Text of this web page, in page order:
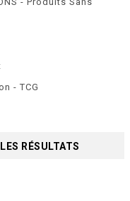
- TCG
RÉSULTATS